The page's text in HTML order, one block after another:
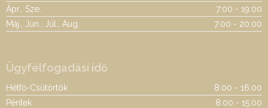
Ápr., Sze.
7:00 - 19:00
Máj., Jún., Júl., Aug.
7:00 - 20:00
Ügyfélfogadási idő
Hétfő-Csütörtök
8:00 - 16:00
Péntek
8:00 - 15:00